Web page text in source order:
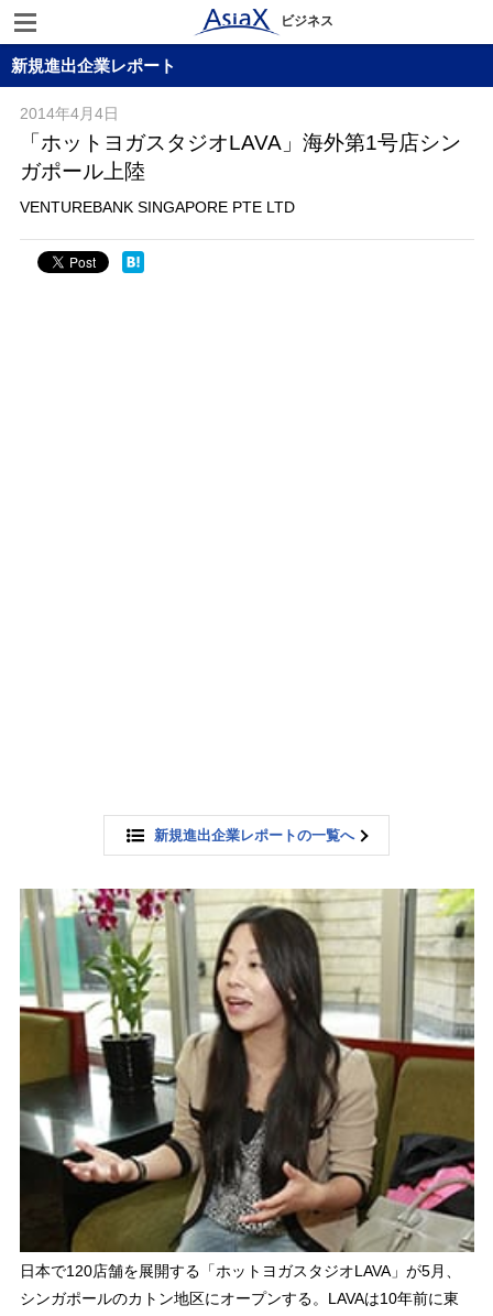
ビジネス
新規進出企業レポート
2014年4月4日
「ホットヨガスタジオLAVA」海外第1号店シン
ガポール上陸
VENTUREBANK SINGAPORE PTE LTD
新規進出企業レポートの一覧へ
日本で120店舗を展開する「ホットヨガスタジオLAVA」が5月、
シンガポールのカトン地区にオープンする。LAVAは10年前に東